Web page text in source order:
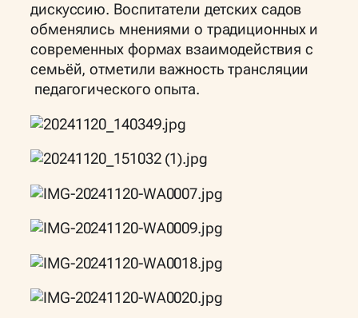
дискуссию. Воспитатели детских садов
обменялись мнениями о традиционных и
современных формах взаимодействия с
семьёй, отметили важность трансляции
педагогического опыта.